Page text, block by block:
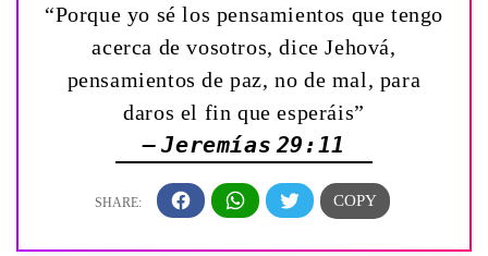
“Porque yo sé los pensamientos que tengo
acerca de vosotros, dice Jehová,
pensamientos de paz, no de mal, para
daros el fin que esperáis”
— Jeremías 29:11